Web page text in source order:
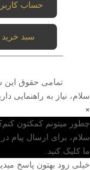
حساب
سبد خرید
تمامی حقوق این سایت
سلام، نیاز به راهنمایی
×
چطور میتونم کمکتون
سلام، برای ارسال پیام
ما کلیک کنید.
خیلی زود بهتون پاسخ